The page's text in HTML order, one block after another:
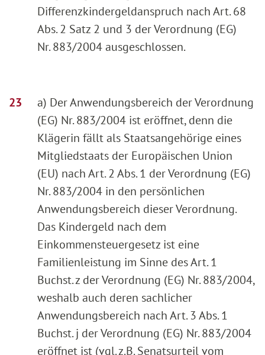
Differenzkindergeldanspruch nach Art. 68
Abs. 2 Satz 2 und 3 der Verordnung (EG)
Nr. 883/2004 ausgeschlossen.
a) Der Anwendungsbereich der Verordnung
(EG) Nr. 883/2004 ist eröffnet, denn die
Klägerin fällt als Staatsangehörige eines
Mitgliedstaats der Europäischen Union
(EU) nach Art. 2 Abs. 1 der Verordnung (EG)
Nr. 883/2004 in den persönlichen
Anwendungsbereich dieser Verordnung.
Das Kindergeld nach dem
Einkommensteuergesetz ist eine
Familienleistung im Sinne des Art. 1
Buchst. z der Verordnung (EG) Nr. 883/2004,
weshalb auch deren sachlicher
Anwendungsbereich nach Art. 3 Abs. 1
Buchst. j der Verordnung (EG) Nr. 883/2004
eröffnet ist (vgl. z.B. Senatsurteil vom